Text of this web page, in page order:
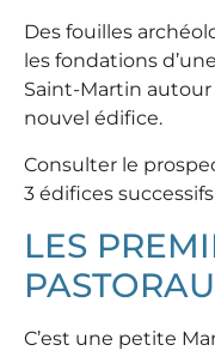
Des fouilles
les fondations
Saint-Martin
nouvel édifice.
Consulter le
3 édifices
LES
C’est une petite